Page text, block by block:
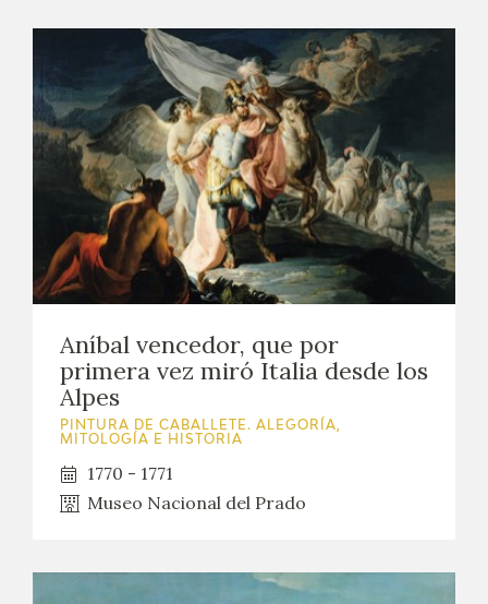
Aníbal vencedor, que por
primera vez miró Italia desde los
Alpes
PINTURA DE CABALLETE. ALEGORÍA,
MITOLOGÍA E HISTORIA
1770 - 1771
Museo Nacional del Prado